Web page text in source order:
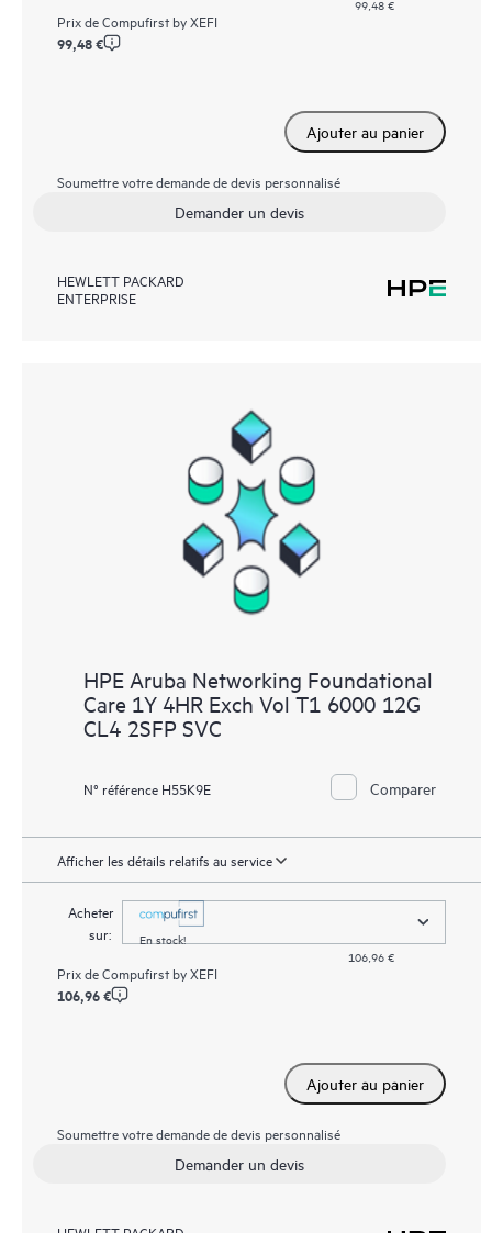
99,48 €
Prix deCompufirst by XEFI
99,48 €
Ajouter au panier
Soumettre votre demande de devis personnalisé
Demander un devis
HEWLETT PACKARD
ENTERPRISE
HPE Aruba Networking Foundational
Care 1Y 4HR Exch Vol T1 6000 12G
CL4 2SFP SVC
N° référence H55K9E Comparer
Afficher les détails relatifs au service
Acheter
sur:
En stock!
106,96 €
Prix deCompufirst by XEFI
106,96 €
Ajouter au panier
Soumettre votre demande de devis personnalisé
Demander un devis